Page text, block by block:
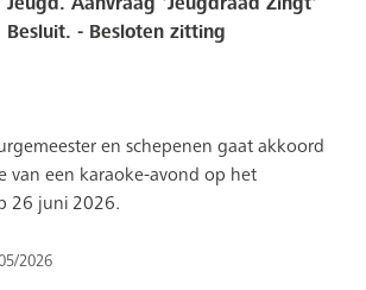
Jeugd. Aanvraag 'Jeugdraad Zingt'
Besluit. - Besloten zitting
en schepenen gaat akkoord
van een karaoke-avond op het
26 juni 2026.
2026